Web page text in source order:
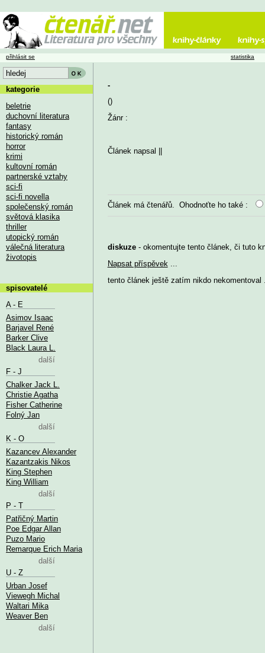
-
()
Žánr :
Článek napsal
Článek má čtenářů. Ohodnoťte ho také :
diskuze- okomentujte tento článek, či tuto
Napsat příspěvek
tento článek ještě zatím nikdo nekomentoval
přihlásit se statistika
kategorie
beletrie
duchovní literatura
fantasy
historický román
horror
krimi
kultovní román
partnerské vztahy
sci-fi
sci-fi novella
společenský román
světová klasika
thriller
utopický román
válečná literatura
životopis
spisovatelé
A - E
Asimov Isaac
Barjavel René
Barker Clive
Black Laura L.
další
F - J
Chalker Jack L.
Christie Agatha
Fisher Catherine
Folný Jan
další
K - O
Kazancev Alexander
Kazantzakis Nikos
King Stephen
King William
další
P - T
Patřičný Martin
Poe Edgar Allan
Puzo Mario
Remarque Erich Maria
další
U - Z
Urban Josef
Viewegh Michal
Waltari Mika
Weaver Ben
další